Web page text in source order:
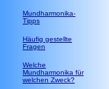
Mundharmonika-
Tipps
Häufig gestellte
Fragen
Welche
Mundharmonika für
welchen Zweck?